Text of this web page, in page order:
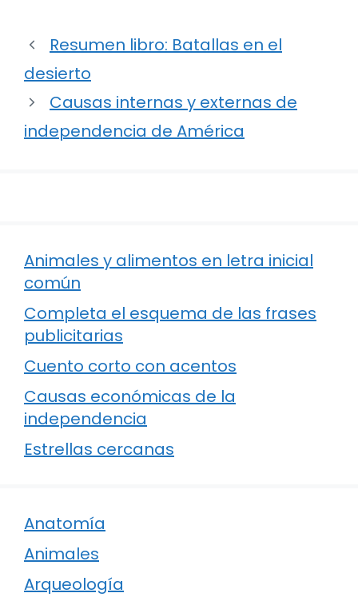
Resumen libro: Batallas en el
desierto
Causas internas y externas de
independencia de América
Animales y alimentos en letra inicial
común
Completa el esquema de las frases
publicitarias
Cuento corto con acentos
Causas económicas de la
independencia
Estrellas cercanas
Anatomía
Animales
Arqueología